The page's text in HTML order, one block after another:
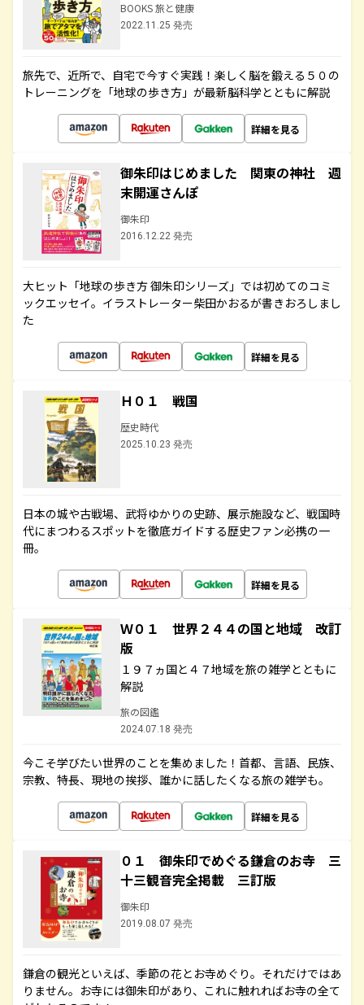
BOOKS 旅と健康
2022.11.25 発売
旅先で、近所で、自宅で今すぐ実践！楽しく脳を鍛える５０の
トレーニングを「地球の歩き方」が最新脳科学とともに解説
詳細を見る
御朱印はじめました 関東の神社 週
末開運さんぽ
御朱印
2016.12.22 発売
大ヒット「地球の歩き方 御朱印シリーズ」では初めてのコミ
ックエッセイ。イラストレーター柴田かおるが書きおろしまし
た
詳細を見る
Ｈ０１ 戦国
歴史時代
2025.10.23 発売
日本の城や古戦場、武将ゆかりの史跡、展示施設など、戦国時
代にまつわるスポットを徹底ガイドする歴史ファン必携の一
冊。
詳細を見る
Ｗ０１ 世界２４４の国と地域 改訂
版
１９７ヵ国と４７地域を旅の雑学とともに
解説
旅の図鑑
2024.07.18 発売
今こそ学びたい世界のことを集めました！首都、言語、民族、
宗教、特長、現地の挨拶、誰かに話したくなる旅の雑学も。
詳細を見る
０１ 御朱印でめぐる鎌倉のお寺 三
十三観音完全掲載 三訂版
御朱印
2019.08.07 発売
鎌倉の観光といえば、季節の花とお寺めぐり。それだけではあ
りません。お寺には御朱印があり、これに触れればお寺の全て